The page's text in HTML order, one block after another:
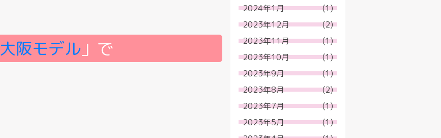
大阪モデル 」で
2024年1月
(1)
2023年12月
(2)
2023年11月
(1)
2023年10月
(1)
2023年9月
(1)
2023年8月
(2)
2023年7月
(1)
2023年5月
(1)